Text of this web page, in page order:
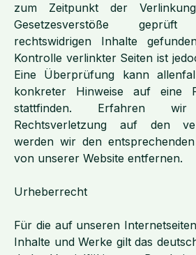
zum Zeitpunkt der
Gesetzesverstöße
rechtswidrigen Inhalte
Kontrolle verlinkter Seiten ist
Eine Überprüfung kann
konkreter Hinweise auf eine
stattfinden. Erfahren
Rechtsverletzung auf den
werden wir den
von unserer Website entfernen.
Urheberrecht
Für die auf unseren
Inhalte und Werke gilt das